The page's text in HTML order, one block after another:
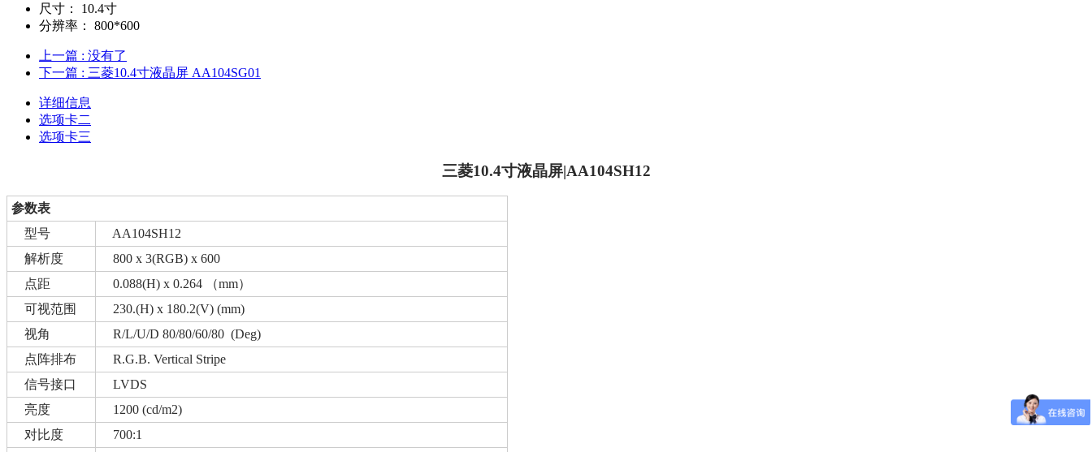
尺寸：
10.4寸
分辨率：
800*600
上一篇 : 没有了
下一篇 : 三菱10.4寸液晶屏 AA104SG01
详细信息
选项卡二
选项卡三
三菱10.4寸液晶屏|AA104SH12
参数表
型号
AA104SH12
解析度
800 x 3(RGB) x 600
点距
0.088(H) x 0.264 （mm）
可视范围
230.(H) x 180.2(V) (mm)
视角
R/L/U/D 80/80/60/80 (Deg)
点阵排布
R.G.B. Vertical Stripe
信号接口
LVDS
亮度
1200 (cd/m2)
对比度
700:1